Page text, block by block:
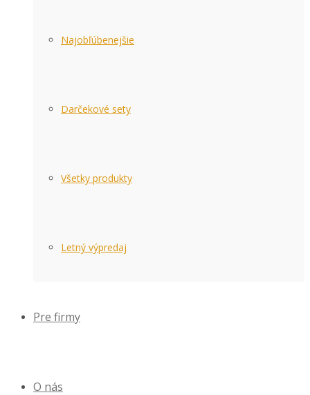
Najobľúbenejšie
Darčekové sety
Všetky produkty
Letný výpredaj
Pre firmy
O nás